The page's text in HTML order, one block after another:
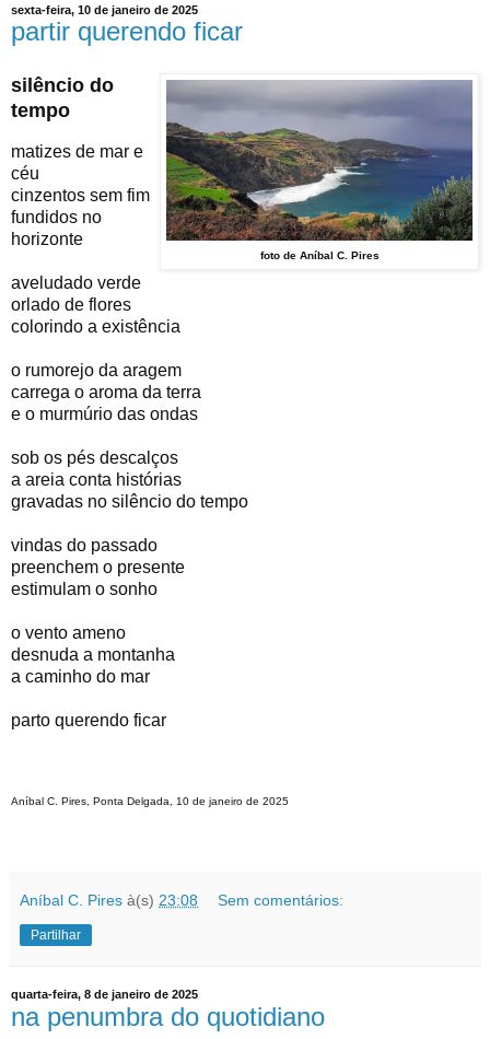
sexta-feira, 10 de janeiro de 2025
partir querendo ficar
foto de Aníbal C. Pires
silêncio do
tempo
matizes de mar e
céu
cinzentos sem fim
fundidos no
horizonte
aveludado verde
orlado de flores
colorindo a existência
o rumorejo da aragem
carrega o aroma da terra
e o murmúrio das ondas
sob os pés descalços
a areia conta histórias
gravadas no silêncio do tempo
vindas do passado
preenchem o presente
estimulam o sonho
o vento ameno
desnuda a montanha
a caminho do mar
parto querendo ficar
Aníbal C. Pires, Ponta Delgada, 10 de janeiro de 2025
Aníbal C. Pires à(s) 23:08 Sem comentários:
Partilhar
quarta-feira, 8 de janeiro de 2025
na penumbra do quotidiano